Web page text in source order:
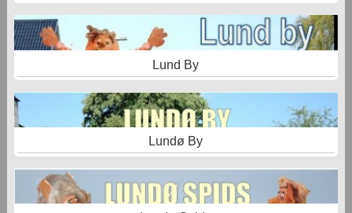
Lund By
Lundø By